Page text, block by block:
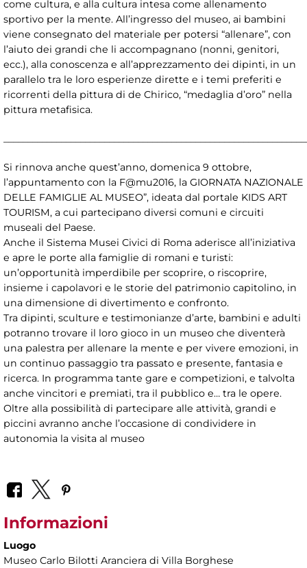
come cultura, e alla cultura intesa come allenamento
sportivo per la mente. All’ingresso del museo, ai bambini
viene consegnato del materiale per potersi “allenare”, con
l’aiuto dei grandi che li accompagnano (nonni, genitori,
ecc.), alla conoscenza e all’apprezzamento dei dipinti, in un
parallelo tra le loro esperienze dirette e i temi preferiti e
ricorrenti della pittura di de Chirico, “medaglia d’oro” nella
pittura metafisica.
Si rinnova anche quest’anno, domenica 9 ottobre,
l’appuntamento con la F@mu2016, la GIORNATA NAZIONALE
DELLE FAMIGLIE AL MUSEO”, ideata dal portale KIDS ART
TOURISM, a cui partecipano diversi comuni e circuiti
museali del Paese.
Anche il Sistema Musei Civici di Roma aderisce all’iniziativa
e apre le porte alla famiglie di romani e turisti:
un’opportunità imperdibile per scoprire, o riscoprire,
insieme i capolavori e le storie del patrimonio capitolino, in
una dimensione di divertimento e confronto.
Tra dipinti, sculture e testimonianze d’arte, bambini e adulti
potranno trovare il loro gioco in un museo che diventerà
una palestra per allenare la mente e per vivere emozioni, in
un continuo passaggio tra passato e presente, fantasia e
ricerca. In programma tante gare e competizioni, e talvolta
anche vincitori e premiati, tra il pubblico e… tra le opere.
Oltre alla possibilità di partecipare alle attività, grandi e
piccini avranno anche l’occasione di condividere in
autonomia la visita al museo
Informazioni
Luogo
Museo Carlo Bilotti Aranciera di Villa Borghese